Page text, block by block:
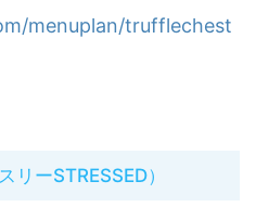
menuplan/trufflechest
リーSTRESSED）